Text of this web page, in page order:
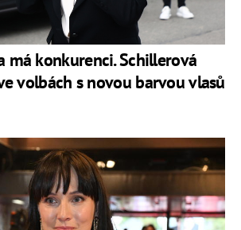
má konkurenci. Schillerová
volbách s novou barvou vlasů